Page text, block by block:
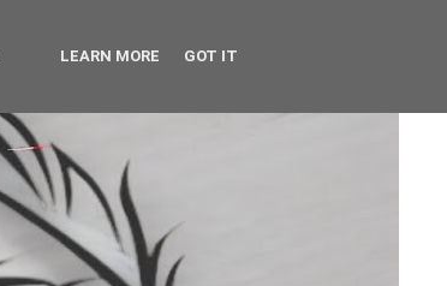
LEARN MORE GOT IT